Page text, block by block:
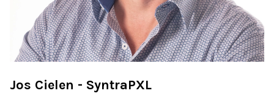
Jos Cielen - SyntraPXL